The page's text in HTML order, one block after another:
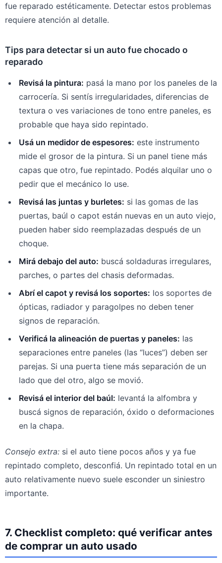
fue reparado estéticamente. Detectar estos problemas
requiere atención al detalle.
Tips para detectar si un auto fue chocado o
reparado
Revisá la pintura: pasá la mano por los paneles de la
carrocería. Si sentís irregularidades, diferencias de
textura o ves variaciones de tono entre paneles, es
probable que haya sido repintado.
Usá un medidor de espesores: este instrumento
mide el grosor de la pintura. Si un panel tiene más
capas que otro, fue repintado. Podés alquilar uno o
pedir que el mecánico lo use.
Revisá las juntas y burletes: si las gomas de las
puertas, baúl o capot están nuevas en un auto viejo,
pueden haber sido reemplazadas después de un
choque.
Mirá debajo del auto: buscá soldaduras irregulares,
parches, o partes del chasis deformadas.
Abrí el capot y revisá los soportes: los soportes de
ópticas, radiador y paragolpes no deben tener
signos de reparación.
Verificá la alineación de puertas y paneles: las
separaciones entre paneles (las “luces”) deben ser
parejas. Si una puerta tiene más separación de un
lado que del otro, algo se movió.
Revisá el interior del baúl: levantá la alfombra y
buscá signos de reparación, óxido o deformaciones
en la chapa.
Consejo extra: si el auto tiene pocos años y ya fue
repintado completo, desconfiá. Un repintado total en un
auto relativamente nuevo suele esconder un siniestro
importante.
7. Checklist completo: qué verificar antes
de comprar un auto usado